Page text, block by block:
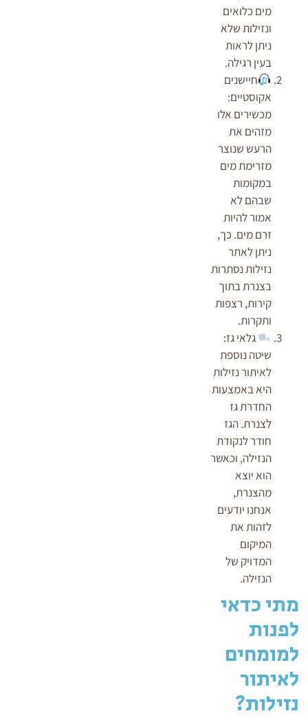
מים כלואים
ונזילות שלא
ניתן לראות
בעין רגילה.
חיישנים
אקוסטיים:
מכשירים אלו
מזהים את
הרעש שנוצר
מזרימת מים
במקומות
שבהם לא
אמור להיות
זרם מים. כך,
ניתן לאתר
נזילות נסתרות
בצנרת בתוך
קירות, רצפות
ותקרות.
גלאי גז:
שיטה נוספת
לאיתור נזילות
היא באמצעות
החדרת גז
לצנרת. הגז
חודר לנקודת
הנזילה, וכאשר
הוא יוצא
מהצנרת,
אנחנו יודעים
לזהות את
המיקום
המדויק של
הנזילה.
מתי כדאי
לפנות
למומחים
לאיתור
נזילות?